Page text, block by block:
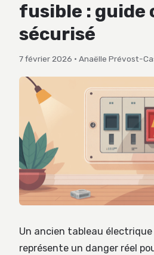
fusible : guide
sécurisé
7 février 2026 · Anaëlle Prévost-
Un ancien tableau
représente un danger réel